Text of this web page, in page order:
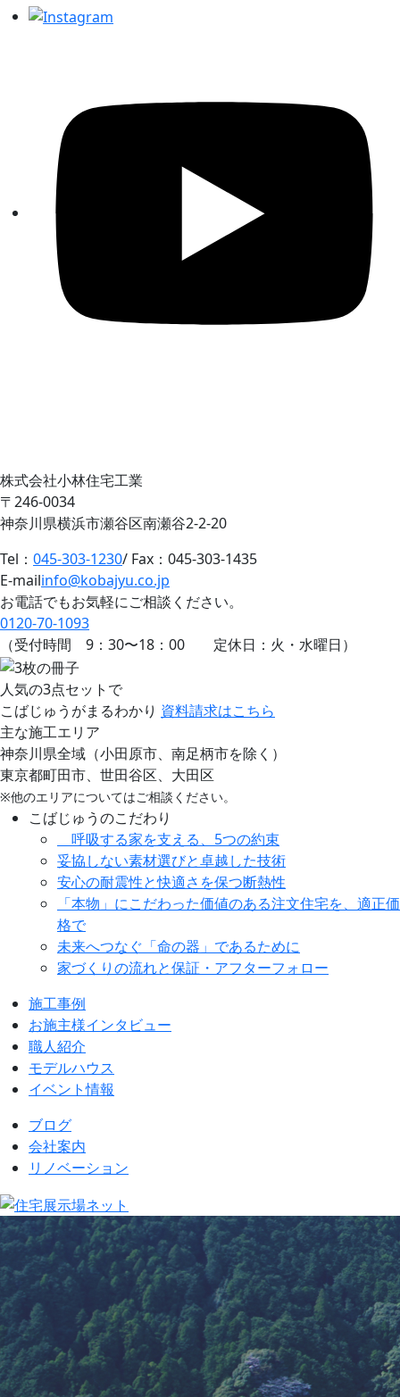
株式会社小林住宅工業
〒246-0034
神奈川県横浜市瀬谷区南瀬谷2-2-20
Tel： 045-303-1230/ Fax：045-303-1435
E-mailinfo@kobajyu.co.jp
お電話でもお気軽にご相談ください。
0120-70-1093
（受付時間 9：30〜18：00 定休日：火・水曜日）
人気の3点セットで
こばじゅうがまるわかり 資料請求はこちら
主な施工エリア
神奈川県全域（小田原市、南足柄市を除く）
東京都町田市、世田谷区、大田区
※他のエリアについてはご相談ください。
こばじゅうのこだわり
呼吸する家を支える、5つの約束
妥協しない素材選びと卓越した技術
安心の耐震性と快適さを保つ断熱性
「本物」にこだわった価値のある注文住宅を、適正価
格で
未来へつなぐ「命の器」であるために
家づくりの流れと保証・アフターフォロー
施工事例
お施主様インタビュー
職人紹介
モデルハウス
イベント情報
ブログ
会社案内
リノベーション